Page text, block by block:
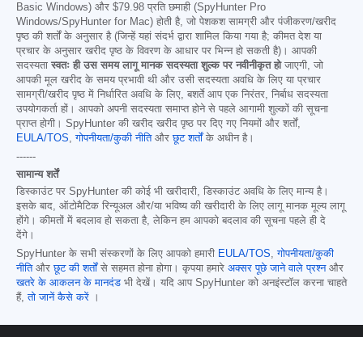
Basic Windows) और $79.98 प्रति छमाही (SpyHunter Pro
Windows/SpyHunter for Mac) होती है, जो पेशकश सामग्री और पंजीकरण/खरीद
पृष्ठ की शर्तों के अनुसार है (जिन्हें यहां संदर्भ द्वारा शामिल किया गया है; कीमत देश या
प्रचार के अनुसार खरीद पृष्ठ के विवरण के आधार पर भिन्न हो सकती है)। आपकी
सदस्यता स्वतः ही उस समय लागू मानक सदस्यता शुल्क पर नवीनीकृत होजाएगी, जो
आपकी मूल खरीद के समय प्रभावी थी और उसी सदस्यता अवधि के लिए या प्रचार
सामग्री/खरीद पृष्ठ में निर्धारित अवधि के लिए, बशर्ते आप एक निरंतर, निर्बाध सदस्यता
उपयोगकर्ता हों। आपको अपनी सदस्यता समाप्त होने से पहले आगामी शुल्कों की सूचना
प्राप्त होगी। SpyHunter की खरीद खरीद पृष्ठ पर दिए गए नियमों और शर्तों,
EULA/TOS,गोपनीयता/कुकी नीतिऔरछूट शर्तोंके अधीन है।
------
सामान्य शर्तें
डिस्काउंट पर SpyHunter की कोई भी खरीदारी, डिस्काउंट अवधि के लिए मान्य है।
इसके बाद, ऑटोमैटिक रिन्यूअल और/या भविष्य की खरीदारी के लिए लागू मानक मूल्य लागू
होंगे। कीमतों में बदलाव हो सकता है, लेकिन हम आपको बदलाव की सूचना पहले ही दे
देंगे।
SpyHunter के सभी संस्करणों के लिए आपको हमारी EULA/TOS,गोपनीयता/कुकी
नीतिऔरछूट की शर्तोंसे सहमत होना होगा। कृपया हमारे अक्सर पूछे जाने वाले प्रश्नऔर
खतरे के आकलन के मानदंड भी देखें। यदि आप SpyHunter को अनइंस्टॉल करना चाहते
हैं,तो जानें कैसे करें ।